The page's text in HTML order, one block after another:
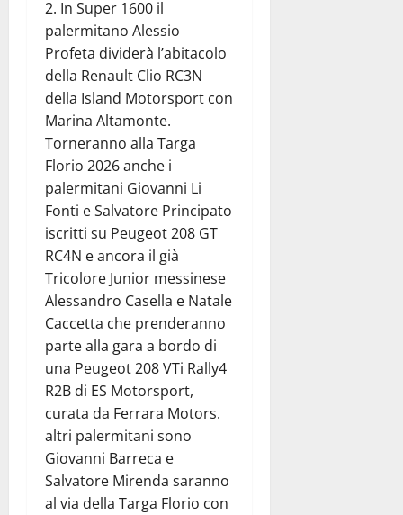
2. In Super 1600 il
palermitano Alessio
Profeta dividerà l’abitacolo
della Renault Clio RC3N
della Island Motorsport con
Marina Altamonte.
Torneranno alla Targa
Florio 2026 anche i
palermitani Giovanni Li
Fonti e Salvatore Principato
iscritti su Peugeot 208 GT
RC4N e ancora il già
Tricolore Junior messinese
Alessandro Casella e Natale
Caccetta che prenderanno
parte alla gara a bordo di
una Peugeot 208 VTi Rally4
R2B di ES Motorsport,
curata da Ferrara Motors.
altri palermitani sono
Giovanni Barreca e
Salvatore Mirenda saranno
al via della Targa Florio con